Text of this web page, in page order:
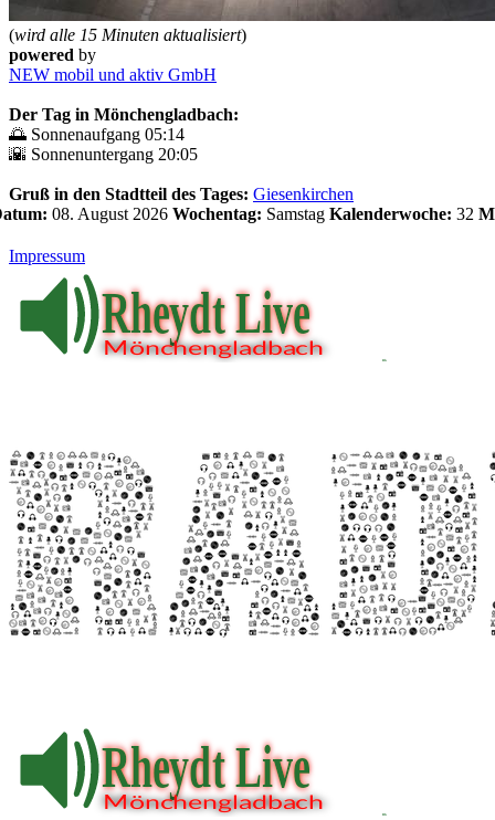
(wird alle 15 Minuten aktualisiert)
powered by
NEW mobil und aktiv GmbH
Der Tag in Mönchengladbach:
🌅 Sonnenaufgang 05:14
🌇 Sonnenuntergang 20:05
Gruß in den Stadtteil des Tages: Giesenkirchen
08. August 2026 Wochentag: Samstag Kalenderwoche: 32
Impressum